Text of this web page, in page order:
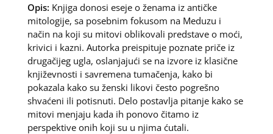
Opis: Knjiga donosi eseje o ženama iz antičke
mitologije, sa posebnim fokusom na Meduzu i
način na koji su mitovi oblikovali predstave o moći,
krivici i kazni. Autorka preispituje poznate priče iz
drugačijeg ugla, oslanjajući se na izvore iz klasične
književnosti i savremena tumačenja, kako bi
pokazala kako su ženski likovi često pogrešno
shvaćeni ili potisnuti. Delo postavlja pitanje kako se
mitovi menjaju kada ih ponovo čitamo iz
perspektive onih koji su u njima ćutali.